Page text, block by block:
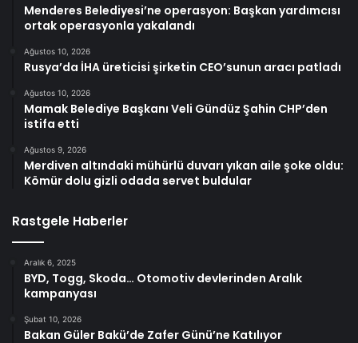
Menderes Belediyesi’ne operasyon: Başkan yardımcısı
ortak operasyonla yakalandı
Ağustos 10, 2026
Rusya’da İHA üreticisi şirketin CEO’sunun aracı patladı
Ağustos 10, 2026
Mamak Belediye Başkanı Veli Gündüz Şahin CHP’den
istifa etti
Ağustos 9, 2026
Merdiven altındaki mühürlü duvarı yıkan aile şoke oldu:
Kömür dolu gizli odada servet buldular
Rastgele Haberler
Aralık 6, 2025
BYD, Togg, Skoda… Otomotiv devlerinden Aralık
kampanyası
Şubat 10, 2026
Bakan Güler Bakü’de Zafer Günü’ne Katılıyor